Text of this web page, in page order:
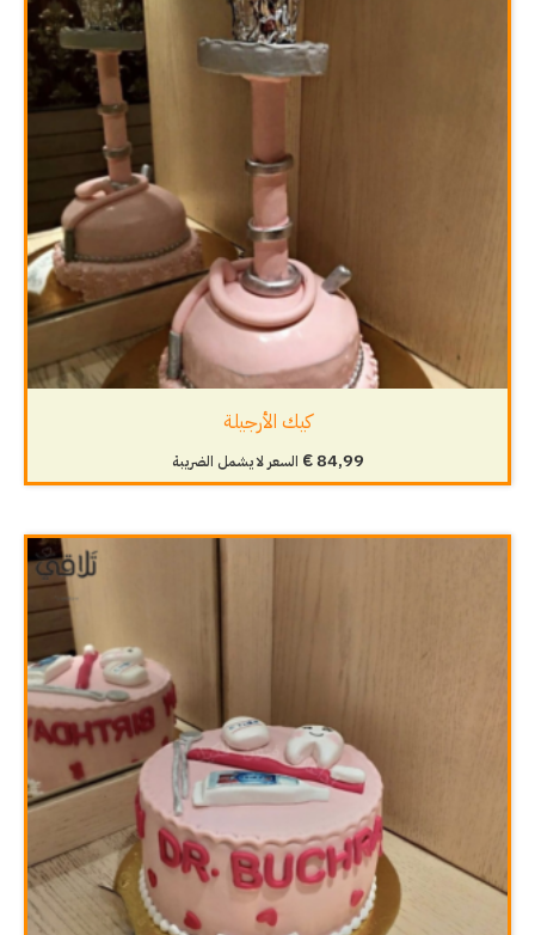
كيك الأرجيلة
€84,99 السعر لا يشمل الضريبة